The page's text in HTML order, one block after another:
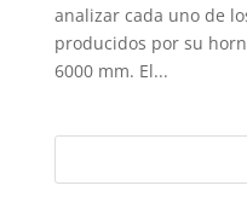
analizar cada uno de
producidos por su
6000 mm. El...